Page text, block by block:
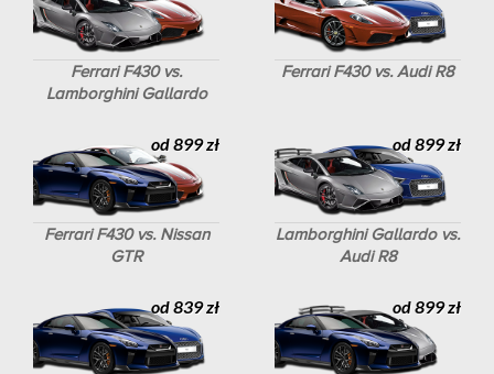
Ferrari F430 vs.
Lamborghini Gallardo
Ferrari F430 vs. Audi R8
Ferrari F430 vs. Nissan
GTR
od 899 zł
Lamborghini Gallardo vs.
Audi R8
od 899 zł
od 839 zł od 899 zł